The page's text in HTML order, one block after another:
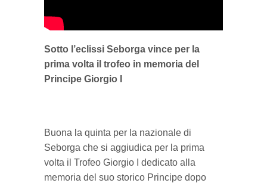
Sotto l’eclissi Seborga vince per la
prima volta il trofeo in memoria del
Principe Giorgio I
Buona la quinta per la nazionale di
Seborga che si aggiudica per la prima
volta il Trofeo Giorgio I dedicato alla
memoria del suo storico Principe dopo